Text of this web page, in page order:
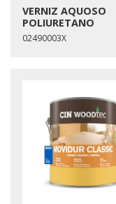
VERNIZ AQUOSO
POLIURETANO
02490003X